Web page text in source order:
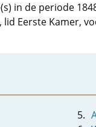
in de periode
lid Eerste Kamer,